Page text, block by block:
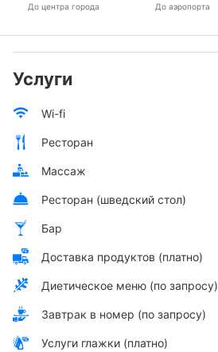
До центра города До аэропорта
Услуги
Wi-fi
Ресторан
Массаж
Ресторан (шведский стол)
Бар
Доставка продуктов (платно)
Диетическое меню (по запросу)
Завтрак в номер (по запросу)
Услуги глажки (платно)